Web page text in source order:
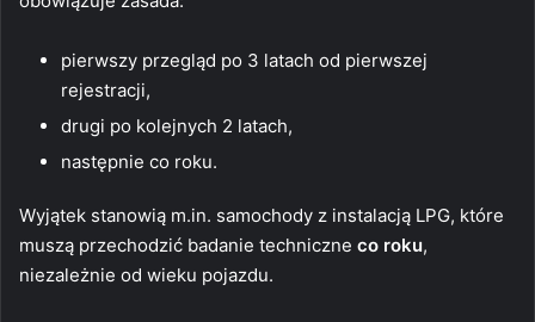
pierwszy przegląd po 3 latach od pierwszej
rejestracji,
drugi po kolejnych 2 latach,
następnie co roku.
Wyjątek stanowią m.in. samochody z instalacją LPG, które
muszą przechodzić badanie techniczne co roku,
niezależnie od wieku pojazdu.